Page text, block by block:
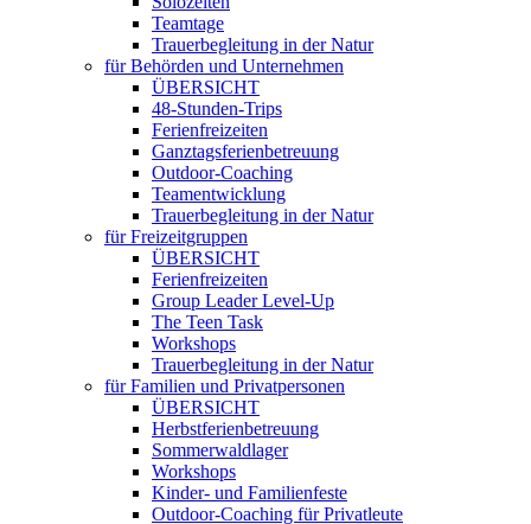
Teamtage
Trauerbegleitung in der Natur
für Behörden und Unternehmen
ÜBERSICHT
48-Stunden-Trips
Ferienfreizeiten
Ganztagsferienbetreuung
Outdoor-Coaching
Teamentwicklung
Trauerbegleitung in der Natur
für Freizeitgruppen
ÜBERSICHT
Ferienfreizeiten
Group Leader Level-Up
The Teen Task
Workshops
Trauerbegleitung in der Natur
für Familien und Privatpersonen
ÜBERSICHT
Herbstferienbetreuung
Sommerwaldlager
Workshops
Kinder- und Familienfeste
Outdoor-Coaching für Privatleute